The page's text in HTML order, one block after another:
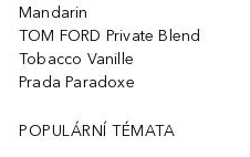
Mandarin
TOM FORD Private Blend
Tobacco Vanille
Prada Paradoxe
POPULÁRNÍ TÉMATA